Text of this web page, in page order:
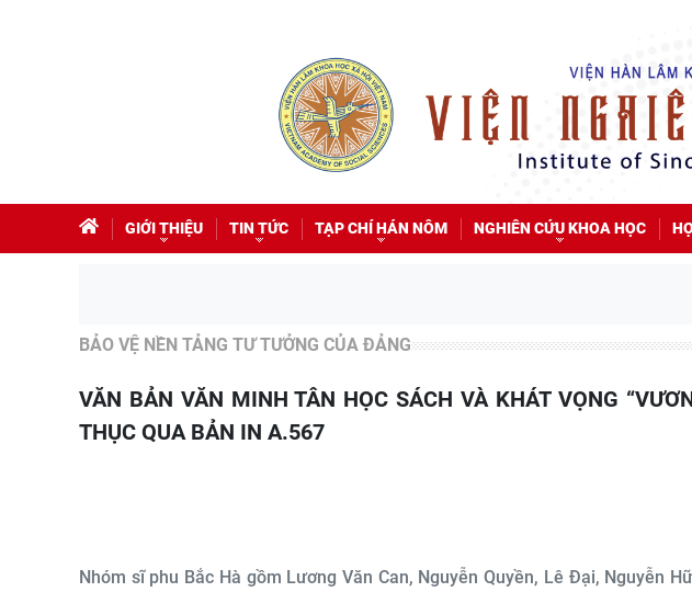
GIỚI THIỆU TIN TỨC TẠP CHÍ HÁN NÔM NGHIÊN CỨU KHOA HỌC
BẢO VỆ NỀN TẢNG TƯ TƯỞNG CỦA ĐẢNG
VĂN BẢN VĂN MINH TÂN HỌC SÁCH VÀ KHÁT VỌNG “VƯƠN MÌNH” CỦA ĐÔNG KINH NGHĨA
THỤC QUA BẢN IN A.567
Nhóm sĩ phu Bắc Hà gồm Lương Văn Can, Nguyễn Quyền, Lê Đại, Nguyễn